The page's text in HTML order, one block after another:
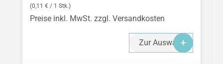
(0,11 € / 1 Stk.)
Preise inkl. MwSt. zzgl. Versandkosten
Zur Auswahl